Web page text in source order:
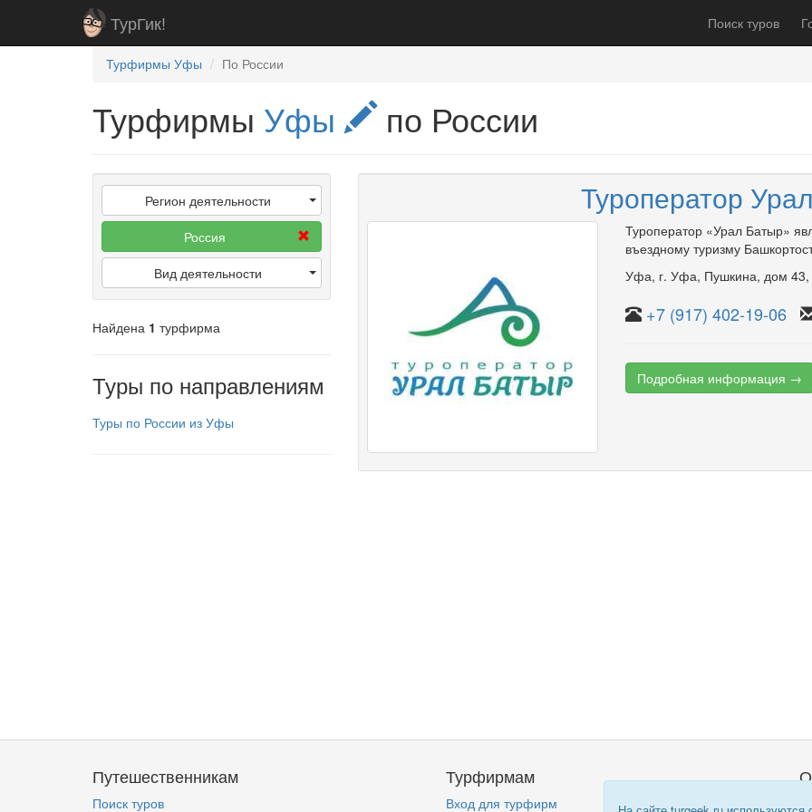
ТурГик! Поиск туров
Турфирмы Уфы По России
Турфирмы Уфы по России
Регион деятельности
Россия
Вид деятельности
Найдена 1 турфирма
Туры по направлениям
Туры по России из Уфы
Туроператор
Туроператор «Урал Батыр»
въездному туризму
Уфа, г. Уфа, Пушкина,дом 43
+7 (917) 402-19-06
Подробная информация →
Путешественникам
Поиск туров
Турфирмам
Вход для турфирм